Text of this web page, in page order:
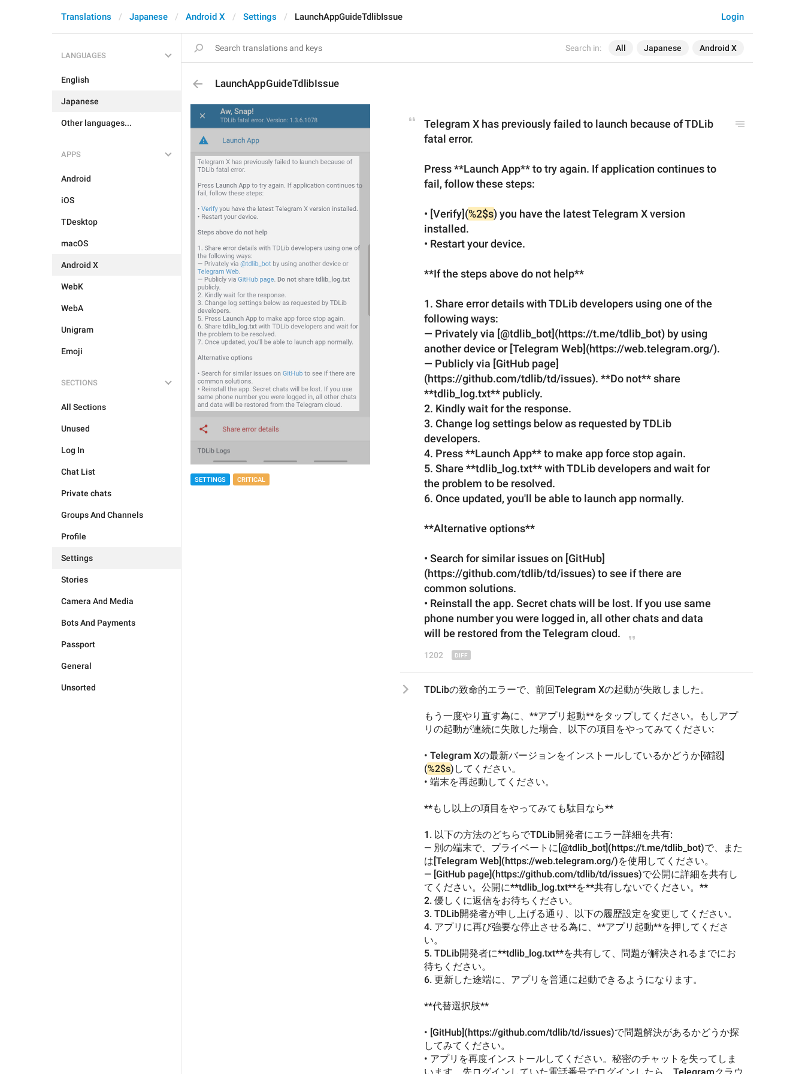
Search in: All Japanese Android X
Login
Translations Japanese Android X Settings LaunchAppGuideTdlibIssue
LANGUAGES
English
Japanese
Other languages...
APPS
Android
iOS
TDesktop
macOS
Android X
WebK
WebA
Unigram
Emoji
SECTIONS
All Sections
Unused
Log In
Chat List
Private chats
Groups And Channels
Profile
Settings
Stories
Camera And Media
Bots And Payments
Passport
General
Unsorted
LaunchAppGuideTdlibIssue
SETTINGS CRITICAL
Telegram X has previously failed to launch because of TDLib
fatal error.
Press **Launch App** to try again. If application continues to
fail, follow these steps:
• [Verify](%2$s) you have the latest Telegram X version
installed.
• Restart your device.
**If the steps above do not help**
1. Share error details with TDLib developers using one of the
following ways:
— Privately via [@tdlib_bot](https://t.me/tdlib_bot) by using
another device or [Telegram Web](https://web.telegram.org/).
— Publicly via [GitHub page]
(https://github.com/tdlib/td/issues). **Do not** share
**tdlib_log.txt** publicly.
2. Kindly wait for the response.
3. Change log settings below as requested by TDLib
developers.
4. Press **Launch App** to make app force stop again.
5. Share **tdlib_log.txt** with TDLib developers and wait for
the problem to be resolved.
6. Once updated, you'll be able to launch app normally.
**Alternative options**
• Search for similar issues on [GitHub]
(https://github.com/tdlib/td/issues) to see if there are
common solutions.
• Reinstall the app. Secret chats will be lost. If you use same
phone number you were logged in, all other chats and data
will be restored from the Telegram cloud.
1202
TDLibの致命的エラーで、前回Telegram Xの起動が失敗しました。
もう一度やり直す為に、**アプリ起動**をタップしてください。もしアプ
リの起動が連続に失敗した場合、以下の項目をやってみてください:
• Telegram Xの最新バージョンをインストールしているかどうか[確認]
(%2$s)してください。
• 端末を再起動してください。
**もし以上の項目をやってみても駄目なら**
1. 以下の方法のどちらでTDLib開発者にエラー詳細を共有:
— 別の端末で、プライベートに[@tdlib_bot](https://t.me/tdlib_bot)で、また
は[Telegram Web](https://web.telegram.org/)を使用してください。
— [GitHub page](https://github.com/tdlib/td/issues)で公開に詳細を共有し
てください。公開に**tdlib_log.txt**を**共有しないでください。**
2. 優しくに返信をお待ちください。
3. TDLib開発者が申し上げる通り、以下の履歴設定を変更してください。
4. アプリに再び強要な停止させる為に、**アプリ起動**を押してくださ
い。
5. TDLib開発者に**tdlib_log.txt**を共有して、問題が解決されるまでにお
待ちください。
6. 更新した途端に、アプリを普通に起動できるようになります。
**代替選択肢**
• [GitHub](https://github.com/tdlib/td/issues)で問題解決があるかどうか探
してみてください。
• アプリを再度インストールしてください。秘密のチャットを失ってしま